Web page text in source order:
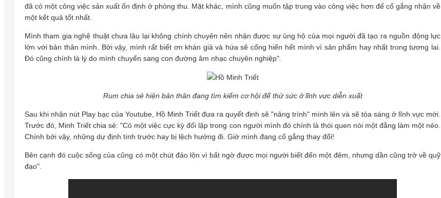
đã có một công việc sản xuất ổn định ở phòng thu. Mặt khác, mình cũng muốn tập trung vào công việc hơn để cố gắng nhận về
một kết quả tốt nhất.
Mình tham gia nghệ thuật chưa lâu lại không chính chuyên nên nhận được sự ủng hộ của mọi người đã tạo ra nguồn động lực
lớn với bản thân mình. Bởi vậy, mình rất biết ơn khán giả và hứa sẽ cống hiến hết mình vì sản phẩm hay nhất trong tương lai.
Đó cũng chính là lý do mình chuyển sang con đường âm nhạc chuyên nghiệp".
Rum chia sẻ hiện bản thân đang tìm kiếm cơ hội để thử sức ở lĩnh vực diễn xuất
Sau khi nhận nút Play bạc của Youtube, Hồ Minh Triết đưa ra quyết định sẽ "nâng trình" mình lên và sẽ tỏa sáng ở lĩnh vực mới.
Trước đó, Minh Triết chia sẻ: "Có một việc cực kỳ đối lập trong con người mình đó chính là thói quen nói một đằng làm một nẻo.
Chính bởi vậy, những dự định tính trước hay bị lệch hướng đi. Giờ mình đang cố gắng thay đổi!
Bên cạnh đó cuộc sống của cũng có một chút đảo lộn vì bất ngờ được mọi người biết đến một đêm, nhưng dần cũng trở về quỹ
đạo".